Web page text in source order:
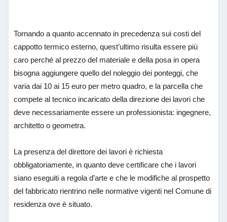
Tornando a quanto accennato in precedenza sui costi del
cappotto termico esterno, quest’ultimo risulta essere più
caro perché al prezzo del materiale e della posa in opera
bisogna aggiungere quello del noleggio dei ponteggi, che
varia dai 10 ai 15 euro per metro quadro, e la parcella che
compete al tecnico incaricato della direzione dei lavori che
deve necessariamente essere un professionista: ingegnere,
architetto o geometra.
La presenza del direttore dei lavori è richiesta
obbligatoriamente, in quanto deve certificare che i lavori
siano eseguiti a regola d’arte e che le modifiche al prospetto
del fabbricato rientrino nelle normative vigenti nel Comune di
residenza ove è situato.